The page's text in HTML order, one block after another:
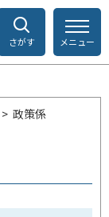
さがす メニュー
> 政策係